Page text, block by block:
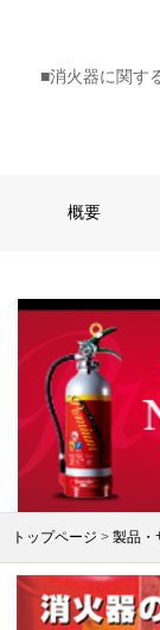
■消火器に関す
概要
トップページ > 製品・